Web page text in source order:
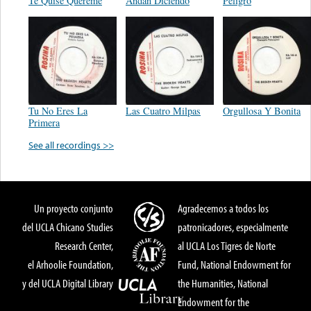
Tu No Eres La
Primera
Las Cuatro Milpas Orgullosa Y Bonita
See all recordings >>
Un proyecto conjunto
del UCLA Chicano Studies
Research Center,
el Arhoolie Foundation,
y del UCLA Digital Library
Agradecemos a todos los
patronicadores, especialmente
al UCLA Los Tigres de Norte
Fund, National Endowment for
the Humanities, National
Endowment for the